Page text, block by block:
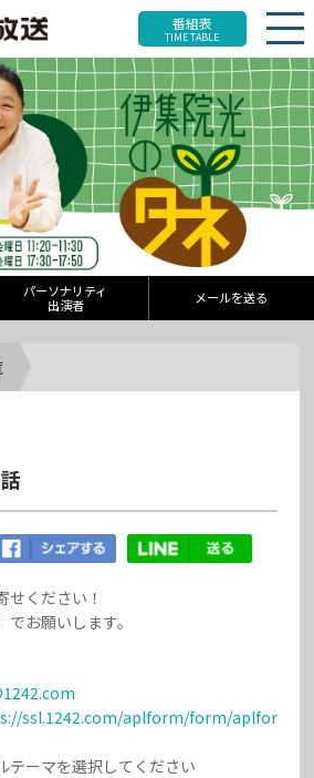
番組表
TIME TABLE
パーソナリティ
出演者
メールを送る
ください！
お願いします。
ssl.1242.com/aplform/form/aplfor
ーマを選択してください